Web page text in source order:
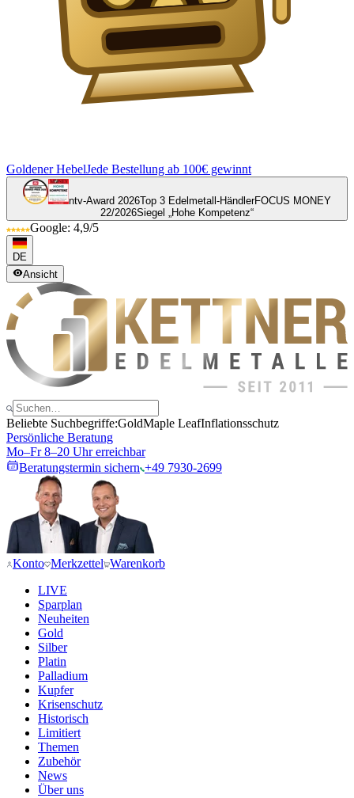
Goldener HebelJede Bestellung ab 100€ gewinnt
ntv-Award 2026Top 3 Edelmetall-HändlerFOCUS MONEY
22/2026Siegel „Hohe Kompetenz“
Google: 4,9/5
DE
Ansicht
Beliebte Suchbegriffe:GoldMaple LeafInflationsschutz
Persönliche Beratung
Mo–Fr 8–20 Uhr erreichbar
Beratungstermin sichern +49 7930-2699
Konto Merkzettel Warenkorb
LIVE
Sparplan
Neuheiten
Gold
Silber
Platin
Palladium
Kupfer
Krisenschutz
Historisch
Limitiert
Themen
Zubehör
News
Über uns